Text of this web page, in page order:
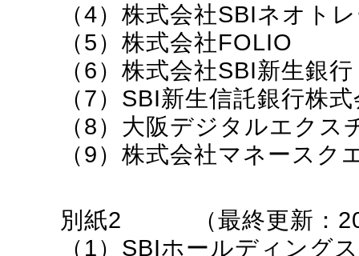
（4）株式会社SBIネオト
（5）株式会社FOLIO
（6）株式会社SBI新生銀行
（7）SBI新生信託銀行株
（8）大阪デジタルエクス
（9）株式会社マネースク
別紙2 （最終更新：
（1）SBIホールディング